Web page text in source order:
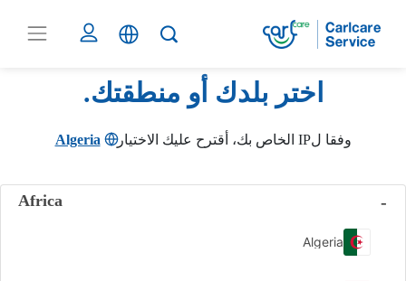
اختر بلدك أو منطقتك.
وفقا لIP الخاص بك، أقترح عليك الاختيار Algeria
Africa
Algeria